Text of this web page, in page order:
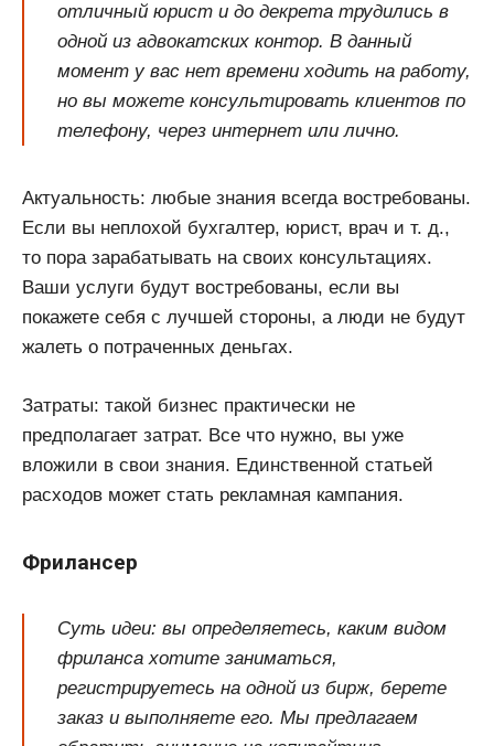
отличный юрист и до декрета трудились в
одной из адвокатских контор. В данный
момент у вас нет времени ходить на работу,
но вы можете консультировать клиентов по
телефону, через интернет или лично.
Актуальность: любые знания всегда востребованы.
Если вы неплохой бухгалтер, юрист, врач и т. д.,
то пора зарабатывать на своих консультациях.
Ваши услуги будут востребованы, если вы
покажете себя с лучшей стороны, а люди не будут
жалеть о потраченных деньгах.
Затраты: такой бизнес практически не
предполагает затрат. Все что нужно, вы уже
вложили в свои знания. Единственной статьей
расходов может стать рекламная кампания.
Фрилансер
Суть идеи: вы определяетесь, каким видом
фриланса хотите заниматься,
регистрируетесь на одной из бирж, берете
заказ и выполняете его. Мы предлагаем